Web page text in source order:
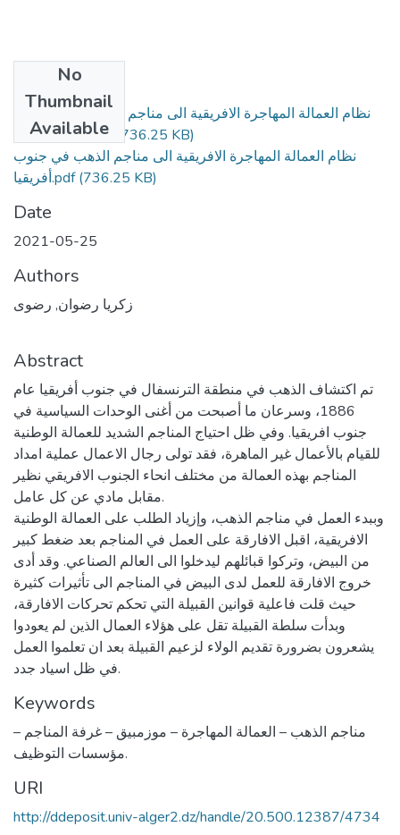
No
Thumbnail
Available
نظام العمالة المهاجرة الافريقية الى مناجم الذهب في
جنوب أفريقيا.pdf
(736.25 KB)
نظام العمالة المهاجرة الافريقية الى مناجم الذهب في جنوب
أفريقيا.pdf(736.25 KB)
Date
2021-05-25
Authors
زكريا رضوان, رضوى
Abstract
تم اكتشاف الذهب في منطقة الترنسفال في جنوب أفريقيا عام
1886، وسرعان ما أصبحت من أغنى الوحدات السياسية في
جنوب افريقيا. وفي ظل احتياج المناجم الشديد للعمالة الوطنية
للقيام بالأعمال غير الماهرة، فقد تولى رجال الاعمال عملية امداد
المناجم بهذه العمالة من مختلف انحاء الجنوب الافريقي نظير
مقابل مادي عن كل عامل.
وببدء العمل في مناجم الذهب، وإزياد الطلب على العمالة الوطنية
الافريقية، اقبل الافارقة على العمل في المناجم بعد ضغط كبير
من البيض، وتركوا قبائلهم ليدخلوا الى العالم الصناعي. وقد أدى
خروج الافارقة للعمل لدى البيض في المناجم الى تأثيرات كثيرة
حيث قلت فاعلية قوانين القبيلة التي تحكم تحركات الافارقة،
وبدأت سلطة القبيلة تقل على هؤلاء العمال الذين لم يعودوا
يشعرون بضرورة تقديم الولاء لزعيم القبيلة بعد ان تعلموا العمل
في ظل اسياد جدد.
Keywords
مناجم الذهب – العمالة المهاجرة – موزمبيق – غرفة المناجم –
مؤسسات التوظيف.
URI
http://ddeposit.univ-alger2.dz/handle/20.500.12387/4734